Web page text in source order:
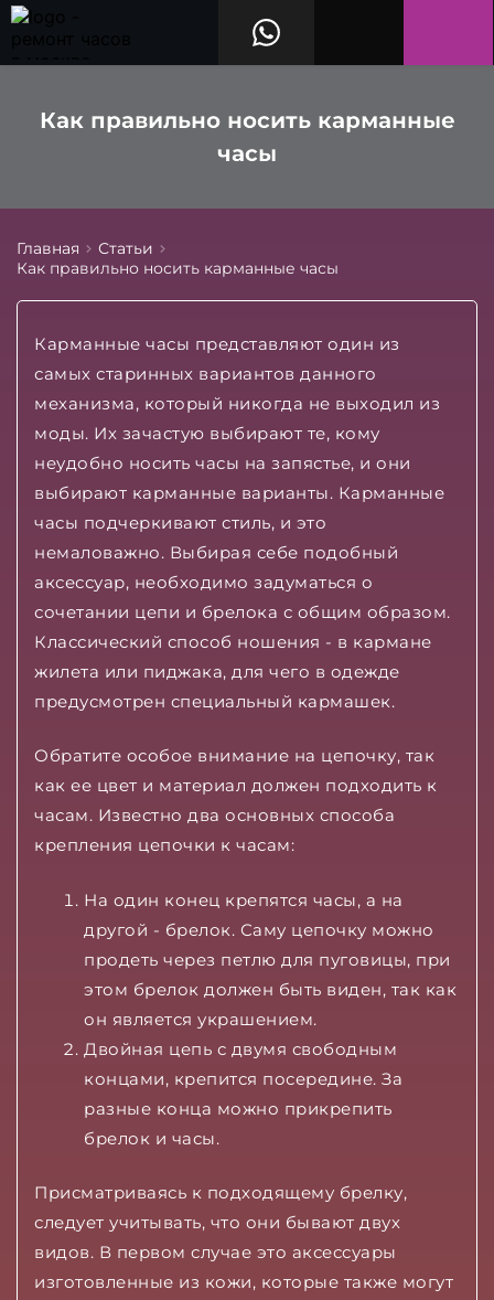
Как правильно носить карманные
часы
Главная
Статьи
Как правильно носить карманные часы
Карманные часы представляют один из
самых старинных вариантов данного
механизма, который никогда не выходил из
моды. Их зачастую выбирают те, кому
неудобно носить часы на запястье, и они
выбирают карманные варианты. Карманные
часы подчеркивают стиль, и это
немаловажно. Выбирая себе подобный
аксессуар, необходимо задуматься о
сочетании цепи и брелока с общим образом.
Классический способ ношения - в кармане
жилета или пиджака, для чего в одежде
предусмотрен специальный кармашек.
Обратите особое внимание на цепочку, так
как ее цвет и материал должен подходить к
часам. Известно два основных способа
крепления цепочки к часам:
На один конец крепятся часы, а на
другой - брелок. Саму цепочку можно
продеть через петлю для пуговицы, при
этом брелок должен быть виден, так как
он является украшением.
Двойная цепь с двумя свободным
концами, крепится посередине. За
разные конца можно прикрепить
брелок и часы.
Присматриваясь к подходящему брелку,
следует учитывать, что они бывают двух
видов. В первом случае это аксессуары
изготовленные из кожи, которые также могут